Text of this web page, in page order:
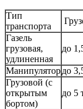
Тип
транспорта
Газель
грузовая,
удлиненная
до
Манипулятордо
Грузовой (с
открытым
бортом)
до 5